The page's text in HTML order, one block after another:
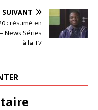
SUIVANT
: résumé en
News Séries
à la TV